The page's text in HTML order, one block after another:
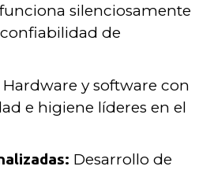
silenciosamente
de
Hardware y software con
e higiene líderes en el
Desarrollo de